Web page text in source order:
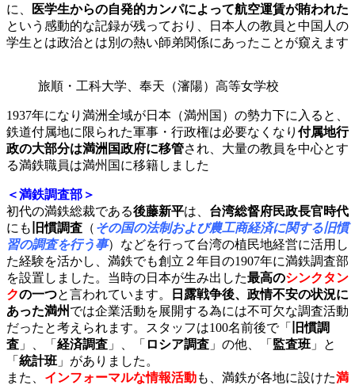
に、
医学生からの自発的カンパによって航空運賃が賄われた
という感動的な記録が残っており、日本人の教員と中国人の
学生とは政治とは別の熱い師弟関係にあったことが窺えます
旅順・工科大学、奉天（瀋陽）高等女学校
1937年になり満洲全域が日本（満州国）の勢力下に入ると、
鉄道付属地に限られた軍事・行政権は必要なくなり 付属地行
政の大部分は満洲国政府に移管され、大量の教員を中心とす
る満鉄職員は満州国に移籍しました
＜満鉄調査部＞
初代の満鉄総裁である後藤新平は、 台湾総督府民政長官時代
にも 旧慣調査 （ その国の法制および農工商経済に関する旧慣
習の調査を行う事）などを行って台湾の植民地経営に活用し
た経験を活かし、満鉄でも創立２年目の1907年に満鉄調査部
を設置しました。当時の日本が生み出した最高のシンクタン
クの一つと言われています。
日露戦争後、政情不安の状況に
あった満州 では企業活動を展開する為には不可欠な調査活動
だったと考えられます。スタッフは100名前後で「
旧慣調
査 」、「 経済調査 」、「 ロシア調査 」の他、「 監査班 」と
「 統計班 」がありました。
また、 インフォーマルな情報活動も、満鉄が各地に設けた満